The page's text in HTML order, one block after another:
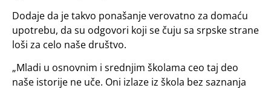
Dodaje da je takvo ponašanje verovatno za domaću
upotrebu, da su odgovori koji se čuju sa srpske strane
loši za celo naše društvo.
„Mladi u osnovnim i srednjim školama ceo taj deo
naše istorije ne uče. Oni izlaze iz škola bez saznanja